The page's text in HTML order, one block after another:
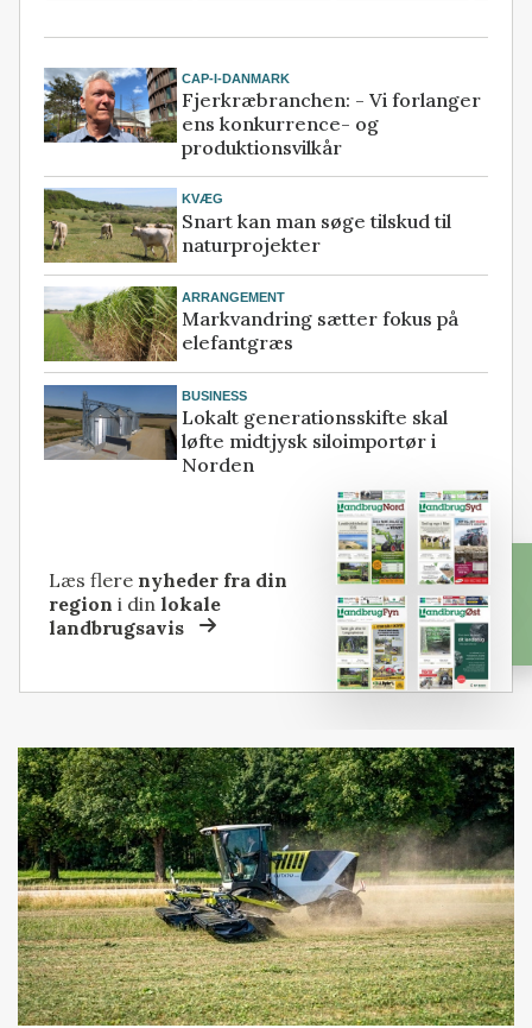
CAP-I-DANMARK
Fjerkræbranchen: - Vi forlanger
ens konkurrence- og
produktionsvilkår
KVÆG
Snart kan man søge tilskud til
naturprojekter
ARRANGEMENT
Markvandring sætter fokus på
elefantgræs
BUSINESS
Lokalt generationsskifte skal
løfte midtjysk siloimportør i
Norden
Læs flere nyheder fra din
region i dinlokale
landbrugsavis